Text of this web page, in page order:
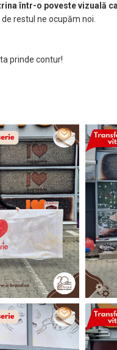
într-o poveste vizuală
restul ne ocupăm noi.
prinde contur!